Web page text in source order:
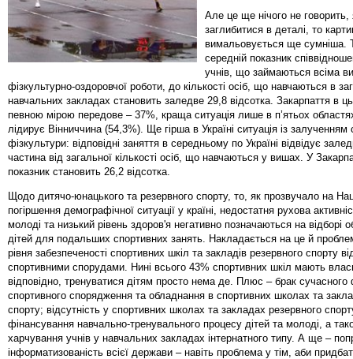
Але це ще нічого не
заглибитися в деталі, то
вимальовується ще сумніша.
середній показник
учнів, що займаються всіма
фізкультурно-оздоровчої роботи, до кількості осіб, що навчаються в
навчальних закладах становить заледве 29,8 відсотка. Закарпаття в
певною мірою передове – 37%, краща ситуація лише в п’ятьох
лідирує Вінниччина (54,3%). Ще гірша в Україні ситуація із залученням
фізкультури: відповідні заняття в середньому по Україні відвідує
частина від загальної кількості осіб, що навчаються у вишах. У
показник становить 26,2 відсотка.
Щодо дитячо-юнацького та резервного спорту, то, як прозвучало на
погіршення демографічної ситуації у країні, недостатня рухова
молоді та низький рівень здоров'я негативно позначаються на відборі
дітей для подальших спортивних занять. Накладається на це й
рівня забезпеченості спортивних шкіл та закладів резервного спорту
спортивними спорудами. Нині всього 43% спортивних шкіл мають
відповідно, тренуватися дітям просто нема де. Плюс – брак сучасного
спортивного спорядження та обладнання в спортивних школах та
спорту; відсутність у спортивних школах та закладах резервного
фінансування навчально-тренувального процесу дітей та молоді, а
харчування учнів у навчальних закладах інтернатного типу. А ще –
інформатизованість всієї держави – навіть проблема у тім, аби